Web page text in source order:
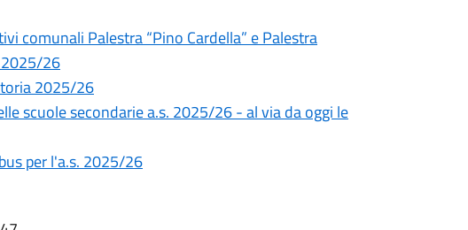
comunali Palestra “Pino Cardella” e Palestra
2025/26
2025/26
scuole secondarie a.s. 2025/26 - al via da oggi le
per l'a.s. 2025/26